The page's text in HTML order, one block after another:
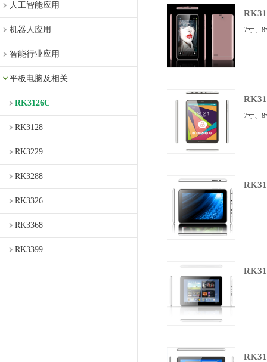
人工智能应用
机器人应用
智能行业应用
平板电脑及相关
RK3126C
RK3128
RK3229
RK3288
RK3326
RK3368
RK3399
7寸、8
7寸、8